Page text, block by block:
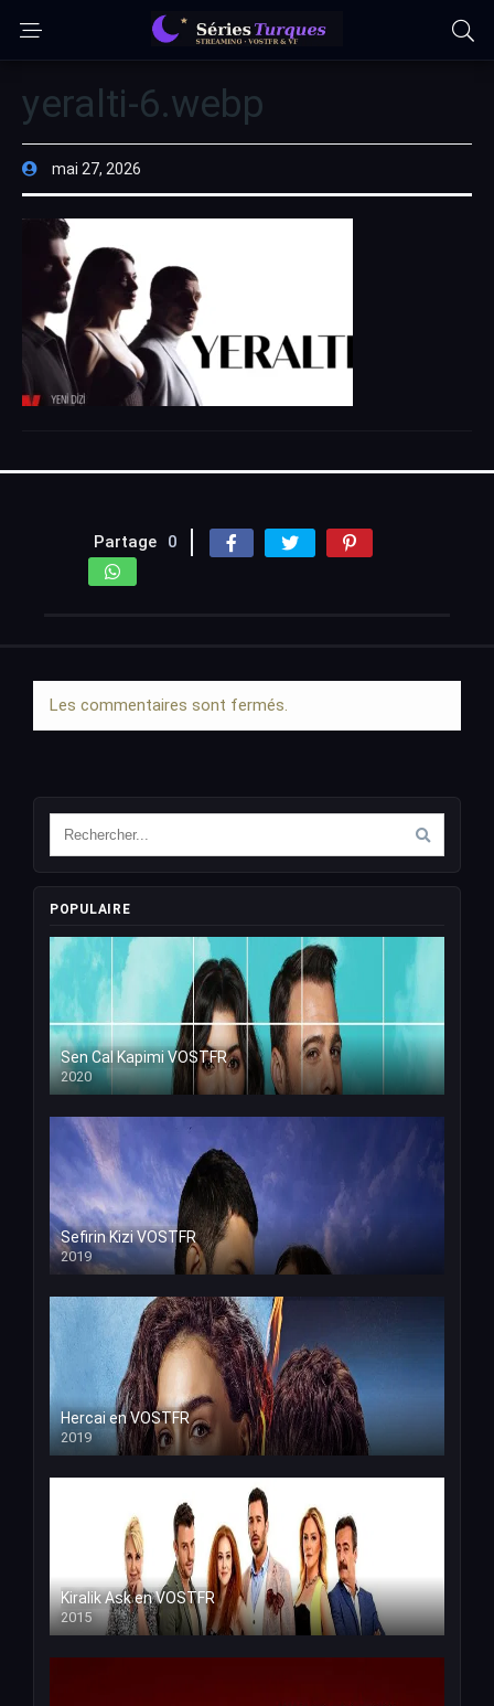
yeralti-6.webp
mai 27, 2026
Partage 0
Les commentaires sont fermés.
POPULAIRE
Sen Cal Kapimi VOSTFR
2020
Sefirin Kizi VOSTFR
2019
Hercai en VOSTFR
2019
Kiralik Ask en VOSTFR
2015